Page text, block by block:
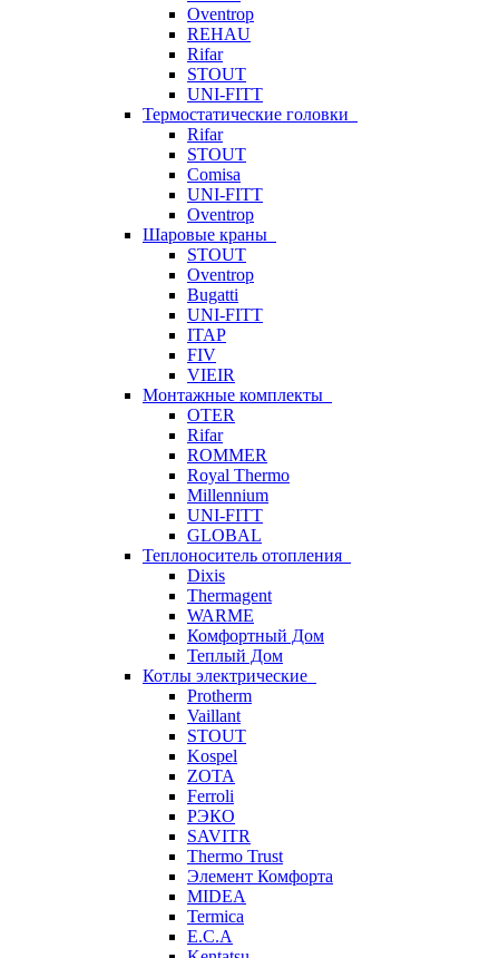
Oventrop
REHAU
Rifar
STOUT
UNI-FITT
Термостатические головки
Rifar
STOUT
Comisa
UNI-FITT
Oventrop
Шаровые краны
STOUT
Oventrop
Bugatti
UNI-FITT
ITAP
FIV
VIEIR
Монтажные комплекты
OTER
Rifar
ROMMER
Royal Thermo
Millennium
UNI-FITT
GLOBAL
Теплоноситель отопления
Dixis
Thermagent
WARME
Комфортный Дом
Теплый Дом
Котлы электрические
Protherm
Vaillant
STOUT
Kospel
ZOTA
Ferroli
РЭКО
SAVITR
Thermo Trust
Элемент Комфорта
MIDEA
Termica
E.C.A